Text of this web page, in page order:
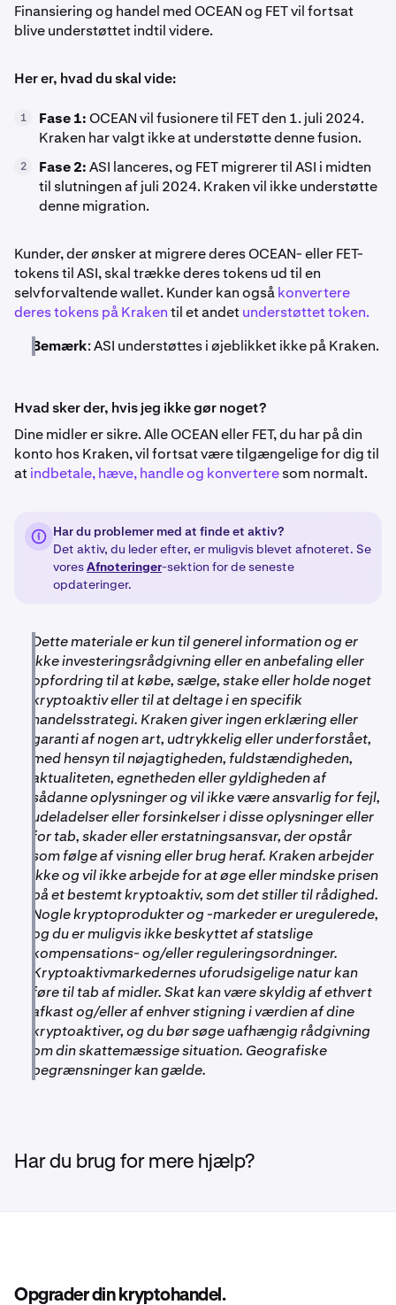
Finansiering og handel med OCEAN og FET vil fortsat
blive understøttet indtil videre.
Her er, hvad du skal vide:
1 Fase 1:OCEAN vil fusionere til FET den 1. juli 2024.
Kraken har valgt ikke at understøtte denne fusion.
2 Fase 2:ASI lanceres, og FET migrerer til ASI i midten
til slutningen af juli 2024. Kraken vil ikke understøtte
denne migration.
Kunder, der ønsker at migrere deres OCEAN- eller FET-
tokens til ASI, skal trække deres tokens ud til en
selvforvaltende wallet. Kunder kan ogsåkonvertere
deres tokens på Krakentil et andetunderstøttet token.
Bemærk: ASI understøttes i øjeblikket ikke på Kraken.
Hvad sker der, hvis jeg ikke gør noget?
Dine midler er sikre. Alle OCEAN eller FET, du har på din
konto hos Kraken, vil fortsat være tilgængelige for dig til
atindbetale, hæve, handle og konverteresom normalt.
Har du problemer med at finde et aktiv?
Det aktiv, du leder efter, er muligvis blevet afnoteret. Se
voresAfnoteringer-sektion for de seneste
opdateringer.
Dette materiale er kun til generel information og er
ikke investeringsrådgivning eller en anbefaling eller
opfordring til at købe, sælge, stake eller holde noget
kryptoaktiv eller til at deltage i en specifik
handelsstrategi. Kraken giver ingen erklæring eller
garanti af nogen art, udtrykkelig eller underforstået,
med hensyn til nøjagtigheden, fuldstændigheden,
aktualiteten, egnetheden eller gyldigheden af
sådanne oplysninger og vil ikke være ansvarlig for fejl,
udeladelser eller forsinkelser i disse oplysninger eller
for tab, skader eller erstatningsansvar, der opstår
som følge af visning eller brug heraf. Kraken arbejder
ikke og vil ikke arbejde for at øge eller mindske prisen
på et bestemt kryptoaktiv, som det stiller til rådighed.
Nogle kryptoprodukter og -markeder er uregulerede,
og du er muligvis ikke beskyttet af statslige
kompensations- og/eller reguleringsordninger.
Kryptoaktivmarkedernes uforudsigelige natur kan
føre til tab af midler. Skat kan være skyldig af ethvert
afkast og/eller af enhver stigning i værdien af dine
kryptoaktiver, og du bør søge uafhængig rådgivning
om din skattemæssige situation. Geografiske
begrænsninger kan gælde.
Har du brug for mere hjælp?
Opgrader din kryptohandel.